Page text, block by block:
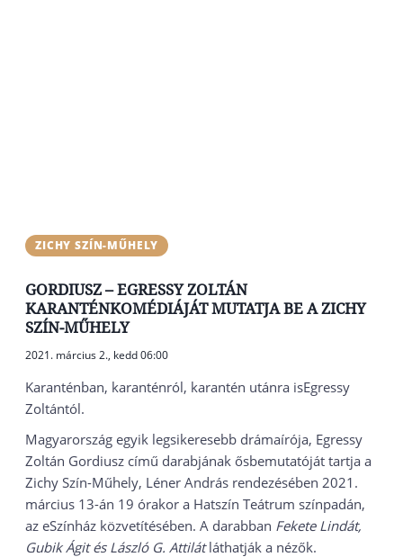
ZICHY SZÍN-MŰHELY
GORDIUSZ – EGRESSY ZOLTÁN
KARANTÉNKOMÉDIÁJÁT MUTATJA BE A ZICHY
SZÍN-MŰHELY
2021. március 2., kedd 06:00
Karanténban, karanténról, karantén utánra isEgressy
Zoltántól.
Magyarország egyik legsikeresebb drámaírója, Egressy
Zoltán Gordiusz című darabjának ősbemutatóját tartja a
Zichy Szín-Műhely, Léner András rendezésében 2021.
március 13-án 19 órakor a Hatszín Teátrum színpadán,
az eSzínház közvetítésében. A darabban Fekete Lindát,
Gubik Ágit és László G. Attilátláthatják a nézők.